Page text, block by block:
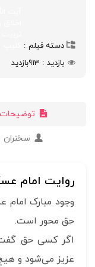
دسته فیلم
بازدید
913بازدید
توضیحات
سخنران
روایت امام
وجود مبارک امام
حق محور است.
اگر کسی حق
عزیز می‌شود و